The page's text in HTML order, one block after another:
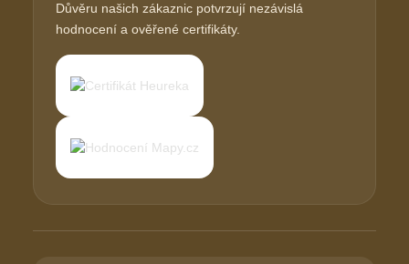
Důvěru našich zákaznic potvrzují nezávislá
hodnocení a ověřené certifikáty.